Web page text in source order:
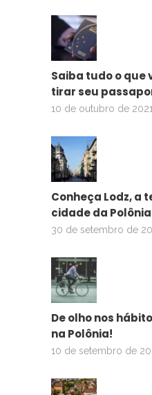
Saiba tudo o que
tirar seu
10 de outubro de
Conheça Lodz, a
cidade da Polônia
30 de setembro de
De olho nos
na Polônia!
10 de setembro de